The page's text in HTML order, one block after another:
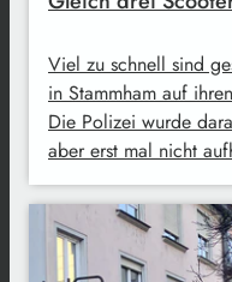
Viel zu schnell sind
in Stammham auf
Die Polizei wurde
aber erst mal nicht